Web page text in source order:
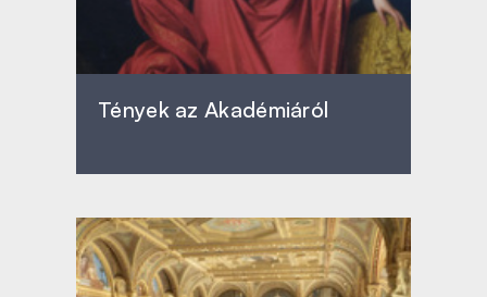
Tények az Akadémiáról